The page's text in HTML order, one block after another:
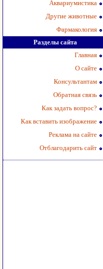
Аквариумистика
Другие животные
Фармакология
Разделы сайта
Главная
О сайте
Консультантам
Обратная связь
Как задать вопрос?
Как вставить изображение
Реклама на сайте
Отблагодарить сайт